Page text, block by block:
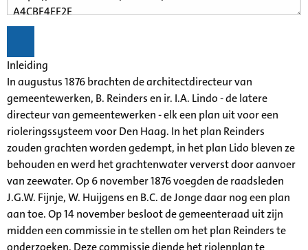
Inleiding
In augustus 1876 brachten de architectdirecteur van
gemeentewerken, B. Reinders en ir. I.A. Lindo - de latere
directeur van gemeentewerken - elk een plan uit voor een
rioleringssysteem voor Den Haag. In het plan Reinders
zouden grachten worden gedempt, in het plan Lido bleven ze
behouden en werd het grachtenwater ververst door aanvoer
van zeewater. Op 6 november 1876 voegden de raadsleden
J.G.W. Fijnje, W. Huijgens en B.C. de Jonge daar nog een plan
aan toe. Op 14 november besloot de gemeenteraad uit zijn
midden een commissie in te stellen om het plan Reinders te
onderzoeken. Deze commissie diende het riolenplan te